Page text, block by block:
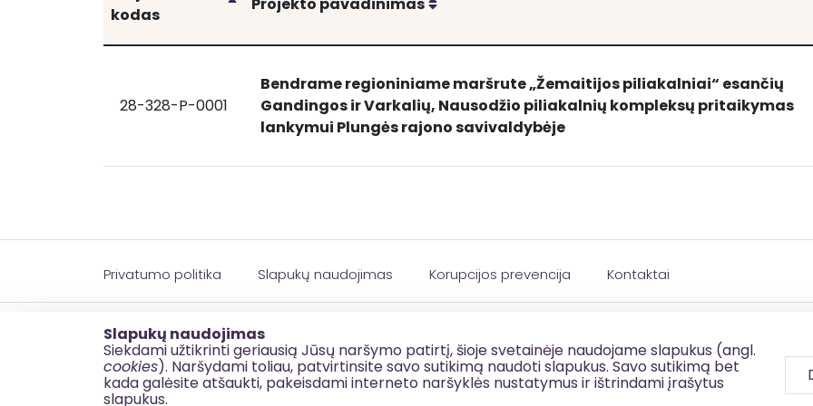
Slapukų naudojimas
Siekdami užtikrinti geriausią Jūsų naršymo patirtį, šioje svetainėje naudojame slapukus (angl.
cookies). Naršydami toliau, patvirtinsite savo sutikimą naudoti slapukus. Savo sutikimą bet
kada galėsite atšaukti, pakeisdami interneto naršyklės nustatymus ir ištrindami įrašytus
slapukus.
kodas
Projekto pavadinimas
Bendrame regioniniame maršrute „Žemaitijos piliakalniai“ esančių Gandingos ir Varkalių,
28-328-P-0001
Bendrame
regioniniame
Gandingos
ir
Varkalių,
piliakalnių
kompleksų
pritaikymas
lankymui
Bendrame regioniniame maršrute „Žemaitijos piliakalniai“ esančių
Gandingos ir Varkalių, Nausodžio piliakalnių kompleksų pritaikymas
lankymui Plungės rajono savivaldybėje
Privatumo politika Slapukų naudojimas Korupcijos prevencija Kontaktai
© 2026 esinvesticijos.lt